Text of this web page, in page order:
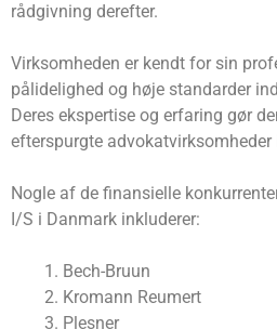
rådgivning derefter.
Virksomheden er kendt for sin
pålidelighed og høje standarder
Deres ekspertise og erfaring gør
efterspurgte advokatvirksomheder
Nogle af de finansielle
I/S i Danmark inkluderer:
Bech-Bruun
Kromann Reumert
Plesner